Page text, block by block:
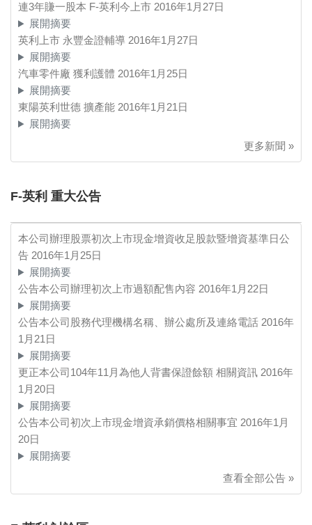
連3年賺一股本 F-英利今上市 2016年1月27日
展開摘要
英利上市 永豐金證輔導 2016年1月27日
展開摘要
汽車零件廠 獲利護體 2016年1月25日
展開摘要
東陽英利世德 擴產能 2016年1月21日
展開摘要
更多新聞 »
F-英利 重大公告
本公司辦理股票初次上市現金增資收足股款暨增資基準日公
告 2016年1月25日
展開摘要
公告本公司辦理初次上市過額配售內容 2016年1月22日
展開摘要
公告本公司股務代理機構名稱、辦公處所及連絡電話 2016年
1月21日
展開摘要
更正本公司104年11月為他人背書保證餘額 相關資訊 2016年
1月20日
展開摘要
公告本公司初次上市現金增資承銷價格相關事宜 2016年1月
20日
展開摘要
查看全部公告 »